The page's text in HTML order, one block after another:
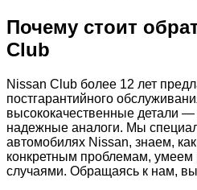
Почему стоит
Club
Nissan Club более 12 лет
постгарантийного
высококачественные детали
надежные аналоги. Мы
автомобилях Nissan, знаем,
конкретным проблемам, умеем
случаями. Обращаясь к нам, вы